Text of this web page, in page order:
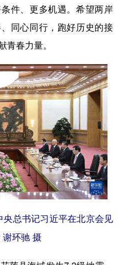
件、更多机遇。希望两岸
同心同行，跑好历史的接
青春力量。
总书记习近平在北京会见
谢环驰 摄